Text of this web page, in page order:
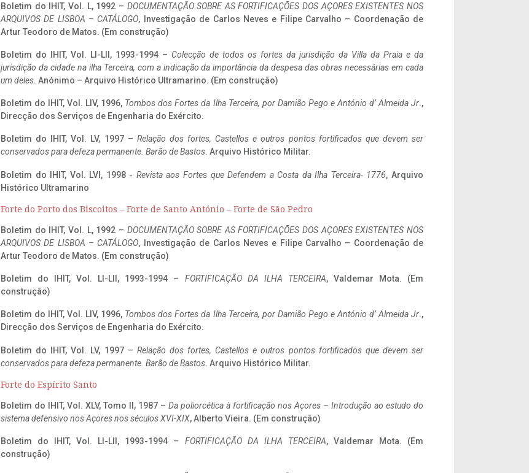
Boletim do IHIT, Vol. L, 1992 – DOCUMENTAÇÃO SOBRE AS FORTIFICAÇÕES DOS AÇORES EXISTENTES NOS
ARQUIVOS DE LISBOA – CATÁLOGO, Investigação de Carlos Neves e Filipe Carvalho – Coordenação de
Artur Teodoro de Matos. (Em construção)
Boletim do IHIT, Vol. LI-LII, 1993-1994 – Colecção de todos os fortes da jurisdição da Villa da Praia e da
jurisdição da cidade na ilha Terceira, com a indicação da importância da despesa das obras necessárias em cada
um deles. Anónimo – Arquivo Histórico Ultramarino. (Em construção)
Boletim do IHIT, Vol. LIV, 1996, Tombos dos Fortes da Ilha Terceira, por Damião Pego e António d’ Almeida Jr.,
Direcção dos Serviços de Engenharia do Exército.
Boletim do IHIT, Vol. LV, 1997 – Relação dos fortes, Castellos e outros pontos fortificados que devem ser
conservados para defeza permanente. Barão de Bastos. Arquivo Histórico Militar.
Boletim do IHIT, Vol. LVI, 1998 - Revista aos Fortes que Defendem a Costa da Ilha Terceira- 1776, Arquivo
Histórico Ultramarino
Forte do Porto dos Biscoitos – Forte de Santo António – Forte de São Pedro
Boletim do IHIT, Vol. L, 1992 – DOCUMENTAÇÃO SOBRE AS FORTIFICAÇÕES DOS AÇORES EXISTENTES NOS
ARQUIVOS DE LISBOA – CATÁLOGO, Investigação de Carlos Neves e Filipe Carvalho – Coordenação de
Artur Teodoro de Matos. (Em construção)
Boletim do IHIT, Vol. LI-LII, 1993-1994 – FORTIFICAÇÃO DA ILHA TERCEIRA, Valdemar Mota. (Em
construção)
Boletim do IHIT, Vol. LIV, 1996, Tombos dos Fortes da Ilha Terceira, por Damião Pego e António d’ Almeida Jr.,
Direcção dos Serviços de Engenharia do Exército.
Boletim do IHIT, Vol. LV, 1997 – Relação dos fortes, Castellos e outros pontos fortificados que devem ser
conservados para defeza permanente. Barão de Bastos. Arquivo Histórico Militar.
Forte do Espírito Santo
Boletim do IHIT, Vol. XLV, Tomo II, 1987 – Da poliorcética à fortificação nos Açores – Introdução ao estudo do
sistema defensivo nos Açores nos séculos XVI-XIX, Alberto Vieira. (Em construção)
Boletim do IHIT, Vol. LI-LII, 1993-1994 – FORTIFICAÇÃO DA ILHA TERCEIRA, Valdemar Mota. (Em
construção)